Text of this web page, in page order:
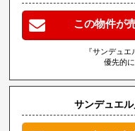
この物件が
『サンデュ
優先的
サンデュエ